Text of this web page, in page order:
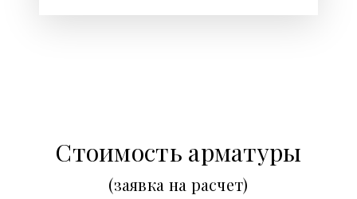
Стоимость арматуры
(заявка на расчет)